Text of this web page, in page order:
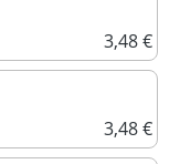
3,48 €
3,48 €